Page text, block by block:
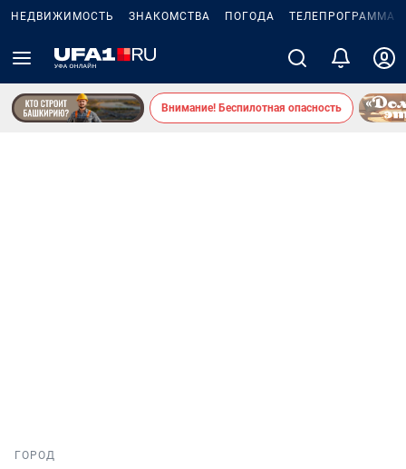
НЕДВИЖИМОСТЬ ЗНАКОМСТВА ПОГОДА ТЕЛЕПРОГРАММА
Внимание! Беспилотная опасность
ГОРОД